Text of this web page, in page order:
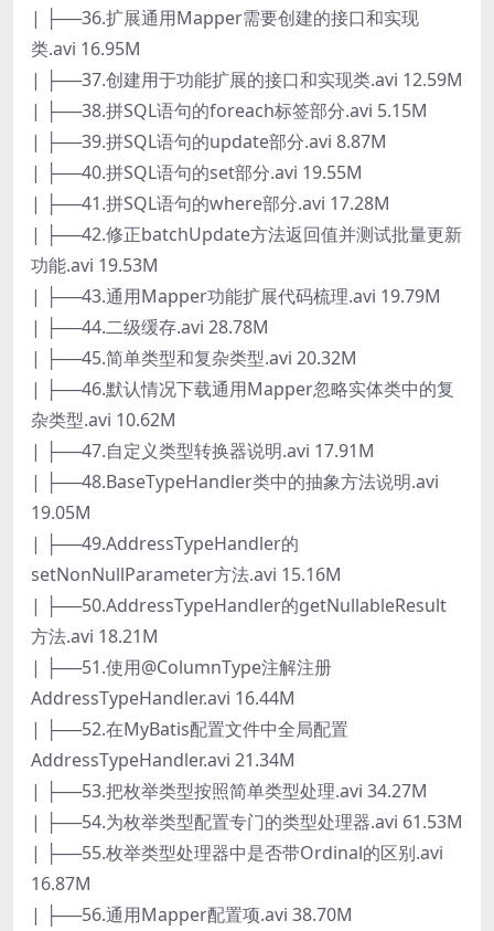
| ├──36.扩展通用Mapper需要创建的接口和实现
类.avi 16.95M
| ├──37.创建用于功能扩展的接口和实现类.avi 12.59M
| ├──38.拼SQL语句的foreach标签部分.avi 5.15M
| ├──39.拼SQL语句的update部分.avi 8.87M
| ├──40.拼SQL语句的set部分.avi 19.55M
| ├──41.拼SQL语句的where部分.avi 17.28M
| ├──42.修正batchUpdate方法返回值并测试批量更新
功能.avi 19.53M
| ├──43.通用Mapper功能扩展代码梳理.avi 19.79M
| ├──44.二级缓存.avi 28.78M
| ├──45.简单类型和复杂类型.avi 20.32M
| ├──46.默认情况下载通用Mapper忽略实体类中的复
杂类型.avi 10.62M
| ├──47.自定义类型转换器说明.avi 17.91M
| ├──48.BaseTypeHandler类中的抽象方法说明.avi
19.05M
| ├──49.AddressTypeHandler的
setNonNullParameter方法.avi 15.16M
| ├──50.AddressTypeHandler的getNullableResult
方法.avi 18.21M
| ├──51.使用@ColumnType注解注册
AddressTypeHandler.avi 16.44M
| ├──52.在MyBatis配置文件中全局配置
AddressTypeHandler.avi 21.34M
| ├──53.把枚举类型按照简单类型处理.avi 34.27M
| ├──54.为枚举类型配置专门的类型处理器.avi 61.53M
| ├──55.枚举类型处理器中是否带Ordinal的区别.avi
16.87M
| ├──56.通用Mapper配置项.avi 38.70M